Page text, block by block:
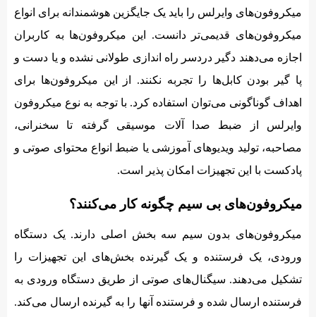
میکروفون‌های وایرلس را باید یک جایگزین هوشمندانه برای انواع
میکروفون‌های قدیمی‌تر دانست. این میکروفون‌ها به کاربران
اجازه می‌دهند دگیر دردسر راه اندازی طولانی نشده و یا دست و
پا گیر بودن کابل‌ها را تجربه نکنند. از این میکروفون‌ها برای
اهداف گوناگونی می‌توان استفاده کرد. با توجه به نوع میکروفون
وایرلس از ضبط صدا آلات موسیقی گرفته تا سخنرانی،
مصاحبه، تولید ویدیوهای آموزشی یا ضبط انواع محتوای صوتی و
پادکست با این تجهیزات امکان پذیر است.
میکروفون‌های بی سیم چگونه کار می‌کنند؟
میکروفون‌های بدون سیم سه بخش اصلی دارند. یک دستگاه
ورودی، یک فرستنده و یک گیرنده بخش‌های این تجهیزات را
تشکیل می‌دهند. سیگنال‌های صوتی از طریق دستگاه ورودی به
فرستنده ارسال شده و فرستنده آنها را به گیرنده ارسال می‌کند.